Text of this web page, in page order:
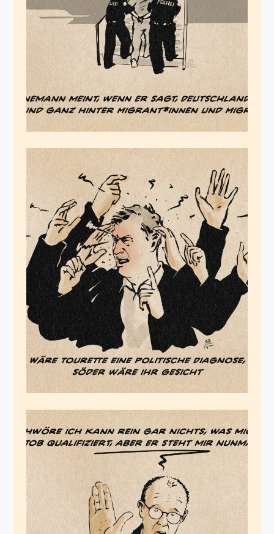
Textlinnemannschere
Februar 22, 2026
Stammtischanfall
Februar 22, 2026
Die
kanzlergewordene